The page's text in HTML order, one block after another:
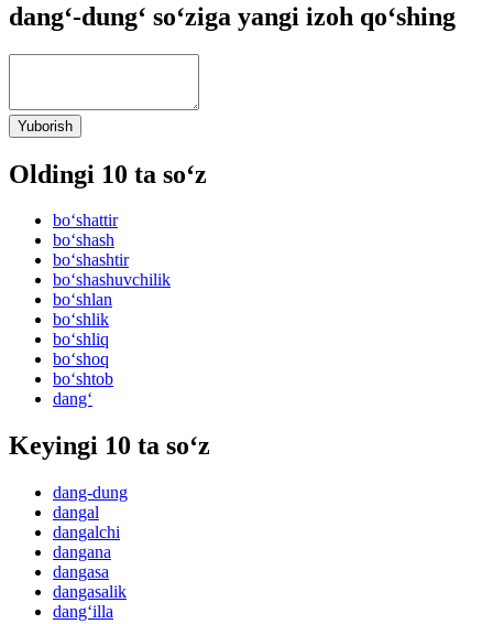
dang‘-dung‘ so‘ziga yangi izoh qo‘shing
Yuborish
Oldingi 10 ta so‘z
bo‘shattir
bo‘shash
bo‘shashtir
bo‘shashuvchilik
bo‘shlan
bo‘shlik
bo‘shliq
bo‘shoq
bo‘shtob
dang‘
Keyingi 10 ta so‘z
dang-dung
dangal
dangalchi
dangana
dangasa
dangasalik
dang‘illa